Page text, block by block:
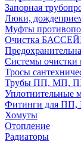
Запорная
Люки,
Муфты
Очистка
Системы очистки
Тросы
Трубы ПП, МП,
Уплотнительные
Фитинги для
Хомуты
Отопление
Радиаторы